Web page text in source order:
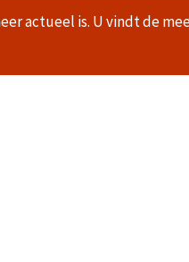
actueel is. U vindt de